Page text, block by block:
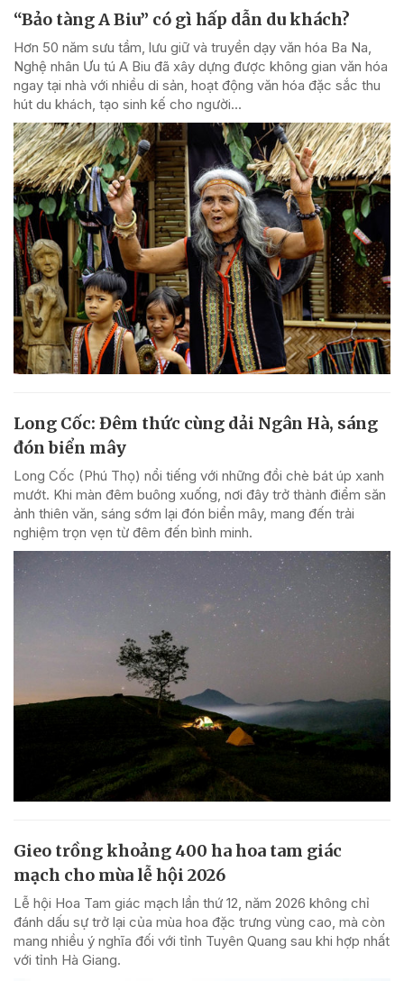
“Bảo tàng A Biu” có gì hấp dẫn du khách?
Hơn 50 năm sưu tầm, lưu giữ và truyền dạy văn hóa Ba Na,
Nghệ nhân Ưu tú A Biu đã xây dựng được không gian văn hóa
ngay tại nhà với nhiều di sản, hoạt động văn hóa đặc sắc thu
hút du khách, tạo sinh kế cho người...
Long Cốc: Đêm thức cùng dải Ngân Hà, sáng
đón biển mây
Long Cốc (Phú Thọ) nổi tiếng với những đồi chè bát úp xanh
mướt. Khi màn đêm buông xuống, nơi đây trở thành điểm săn
ảnh thiên văn, sáng sớm lại đón biển mây, mang đến trải
nghiệm trọn vẹn từ đêm đến bình minh.
Gieo trồng khoảng 400 ha hoa tam giác
mạch cho mùa lễ hội 2026
Lễ hội Hoa Tam giác mạch lần thứ 12, năm 2026 không chỉ
đánh dấu sự trở lại của mùa hoa đặc trưng vùng cao, mà còn
mang nhiều ý nghĩa đối với tỉnh Tuyên Quang sau khi hợp nhất
với tỉnh Hà Giang.